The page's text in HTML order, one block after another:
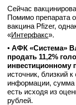
Сейчас
Помимо препарата
вакцина Pfizer,
«Интерфакс».
• АФК «Система»
продать 11,2%
инвестиционному
источник, близкий
информации, сумма
есть исходя из
рублей.